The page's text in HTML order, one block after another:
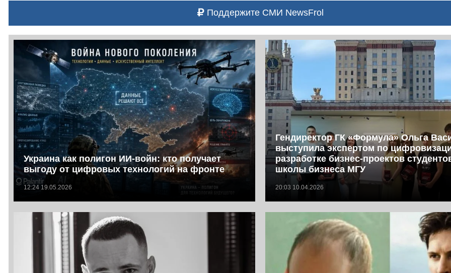
Поддержите СМИ NewsFrol
Украина как полигон ИИ-войн: кто получает
выгоду от цифровых технологий на фронте
12:24 19.05.2026
Гендиректор ГК «Формула» Ольга
выступила экспертом по
разработке бизнес-проектов
школы бизнеса МГУ
20:03 10.04.2026